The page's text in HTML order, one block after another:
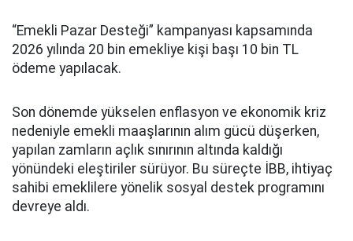
“Emekli Pazar Desteği” kampanyası kapsamında
2026 yılında 20 bin emekliye kişi başı 10 bin TL
ödeme yapılacak.
Son dönemde yükselen enflasyon ve ekonomik kriz
nedeniyle emekli maaşlarının alım gücü düşerken,
yapılan zamların açlık sınırının altında kaldığı
yönündeki eleştiriler sürüyor. Bu süreçte İBB, ihtiyaç
sahibi emeklilere yönelik sosyal destek programını
devreye aldı.